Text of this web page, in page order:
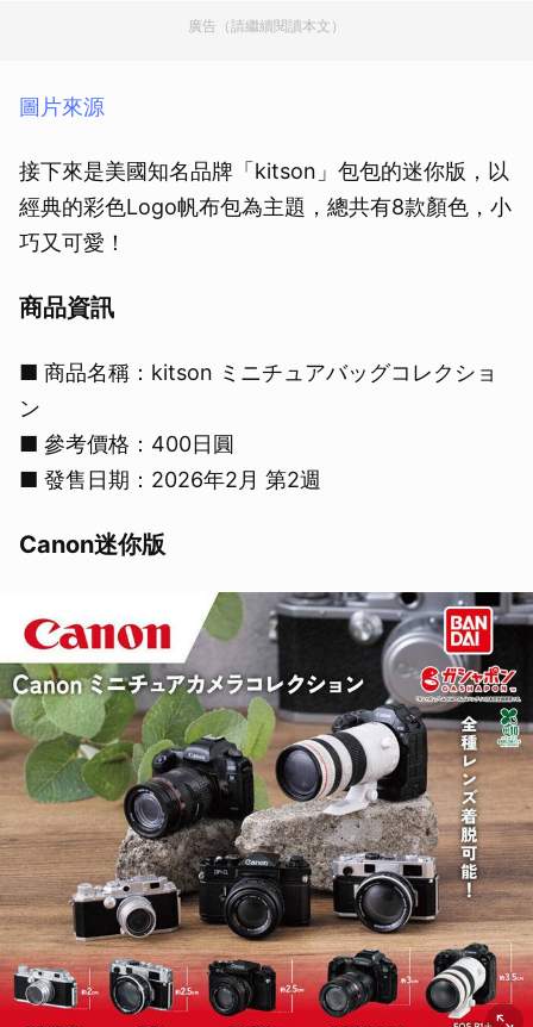
廣告（請繼續閱讀本文）
圖片來源
接下來是美國知名品牌「kitson」包包的迷你版，以
經典的彩色Logo帆布包為主題，總共有8款顏色，小
巧又可愛！
商品資訊
■ 商品名稱：kitson ミニチュアバッグコレクショ
ン
■ 參考價格：400日圓
■ 發售日期：2026年2月 第2週
Canon迷你版